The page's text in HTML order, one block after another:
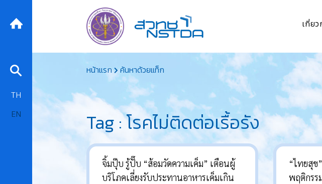
to
content
เกี่ย
หน้าแรก ค้นหาด้วยแท็ก
Tag : โรคไม่ติดต่อเรื้อรัง
จิ้มปุ๊บ รู้ปั๊บ “ส้อมวัดความเค็ม” เตือนผู้
บริโภคเลี่ยงรับประทานอาหารเค็มเกิน
“ไทยสุข
พฤติกรร
TH
EN